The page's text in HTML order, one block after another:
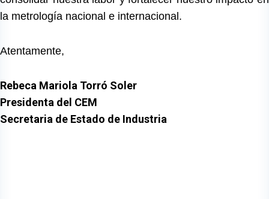
la metrología nacional e internacional.
Atentamente,
Rebeca Mariola Torró Soler
Presidenta del CEM
Secretaria de Estado de Industria